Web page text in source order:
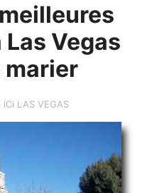
Vegas
marier
LAS VEGAS